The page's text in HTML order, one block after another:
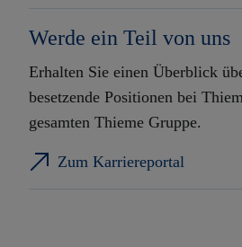
Werde ein Teil von uns
Erhalten Sie einen Überblick
besetzende Positionen bei
gesamten Thieme Gruppe.
Zum Karriereportal